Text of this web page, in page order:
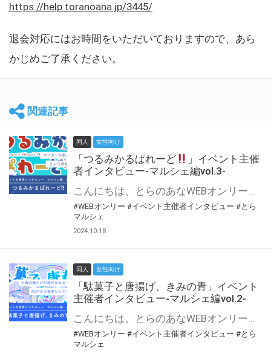
https://help.toranoana.jp/3445/
退会対応にはお時間をいただいておりますので、あら
かじめご了承ください。
関連記事
同人 女性向け
「つるみかるぱれーど
」イベント主催
者インタビュー-マルシェ編vol.3-
こんにちは、とらのあなWEBオンリー運営スタッフです。 新たにお届けする、イベント主催者インタビュー-マルシェ編-は、 とらのあなWEBオンリー「マルシェ」をご利用した主催様に 「マルシェ」を使って開催した感想や心がけをお聞きする企画です。 今回は、WEBオンリー初開催「つるみかるぱれーど
#WEBオンリー #イベント主催者インタビュー #とら
マルシェ
2024.10.18
同人 女性向け
「駄菓子と唐揚げ、きみの青」イベント
主催者インタビュー-マルシェ編vol.2-
こんにちは、とらのあなWEBオンリー運営スタッフです。 新たにお届けする、イベント主催者インタビュー-マルシェ編-は、 とらのあなWEBオンリー「マルシェ」をご利用の主催様に 「マルシェ」を使ってイベントを開催した感想や心がけをお聞きする企画です。 今回は、WEBオンリー初開催「駄菓子と唐揚げ、きみの青」より、 主催のぎこ六屋様にお話を伺いました。 協力：ぎこ六屋様／イベント公式Twitter（@krkgwks） とらのあなWEBオンリー「マルシェ」とは？ WEBオンリーでリアルタイムでコミュニケーションがとれるオンライン会場です。
#WEBオンリー #イベント主催者インタビュー #とら
マルシェ